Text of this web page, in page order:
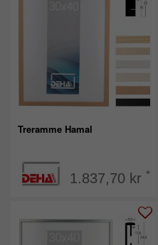
Treramme Hamal
1.837,70 kr *